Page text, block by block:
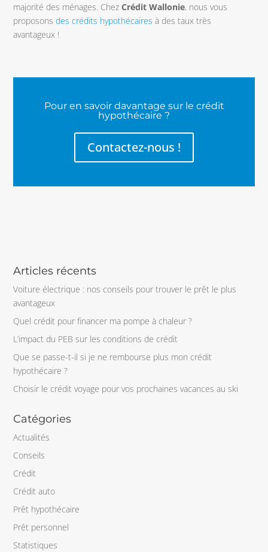
majorité des ménages. Chez Crédit Wallonie, nous vous
proposonsdes crédits hypothécaires à des taux très
avantageux !
Pour en savoir davantage sur le crédit
hypothécaire ?
Contactez-nous !
Articles récents
Voiture électrique : nos conseils pour trouver le prêt le plus
avantageux
Quel crédit pour financer ma pompe à chaleur ?
L’impact du PEB sur les conditions de crédit
Que se passe-t-il si je ne rembourse plus mon crédit
hypothécaire ?
Choisir le crédit voyage pour vos prochaines vacances au ski
Catégories
Actualités
Conseils
Crédit
Crédit auto
Prêt hypothécaire
Prêt personnel
Statistiques